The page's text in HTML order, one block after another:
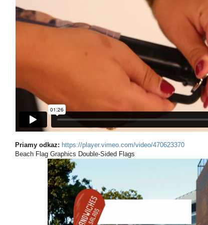
Priamy odkaz: https://player.vimeo.com/video/470623370
Beach Flag Graphics Double-Sided Flags